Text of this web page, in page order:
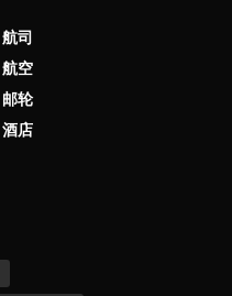
航司
航空
邮轮
酒店